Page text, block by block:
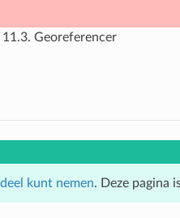
11.3. Georeferencer
kunt nemen. Deze pagina